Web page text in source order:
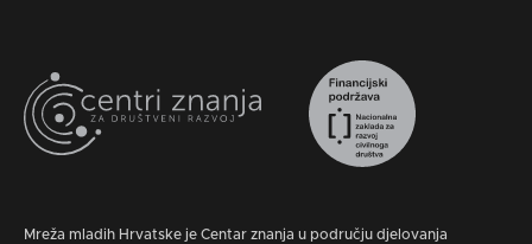
Mreža mladih Hrvatske je Centar znanja u području djelovanja